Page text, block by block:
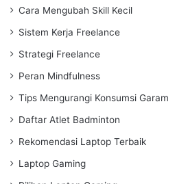
Cara Mengubah Skill Kecil
Sistem Kerja Freelance
Strategi Freelance
Peran Mindfulness
Tips Mengurangi Konsumsi Garam
Daftar Atlet Badminton
Rekomendasi Laptop Terbaik
Laptop Gaming